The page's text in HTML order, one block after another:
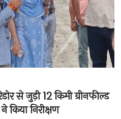
से जुड़ी 12 किमी ग्रीनफील्ड
किया निरीक्षण